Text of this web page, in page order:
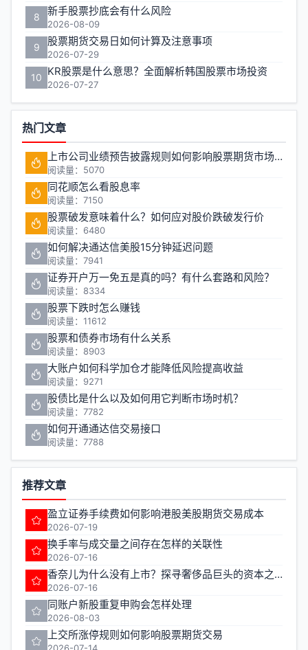
8 新手股票抄底会有什么风险
2026-08-09
9 股票期货交易日如何计算及注意事项
2026-07-29
10 KR股票是什么意思？全面解析韩国股票市场投资
2026-07-27
热门文章
上市公司业绩预告披露规则如何影响股票期货市场稳定性
阅读量：5070
同花顺怎么看股息率
阅读量：7150
股票破发意味着什么？如何应对股价跌破发行价
阅读量：6480
如何解决通达信美股15分钟延迟问题
阅读量：7941
证券开户万一免五是真的吗？有什么套路和风险？
阅读量：8334
股票下跌时怎么赚钱
阅读量：11612
股票和债券市场有什么关系
阅读量：8903
大账户如何科学加仓才能降低风险提高收益
阅读量：9271
股债比是什么以及如何用它判断市场时机？
阅读量：7782
如何开通通达信交易接口
阅读量：7788
推荐文章
盈立证券手续费如何影响港股美股期货交易成本
2026-07-19
换手率与成交量之间存在怎样的关联性
2026-07-16
香奈儿为什么没有上市？探寻奢侈品巨头的资本之路
2026-07-16
同账户新股重复申购会怎样处理
2026-08-03
上交所涨停规则如何影响股票期货交易